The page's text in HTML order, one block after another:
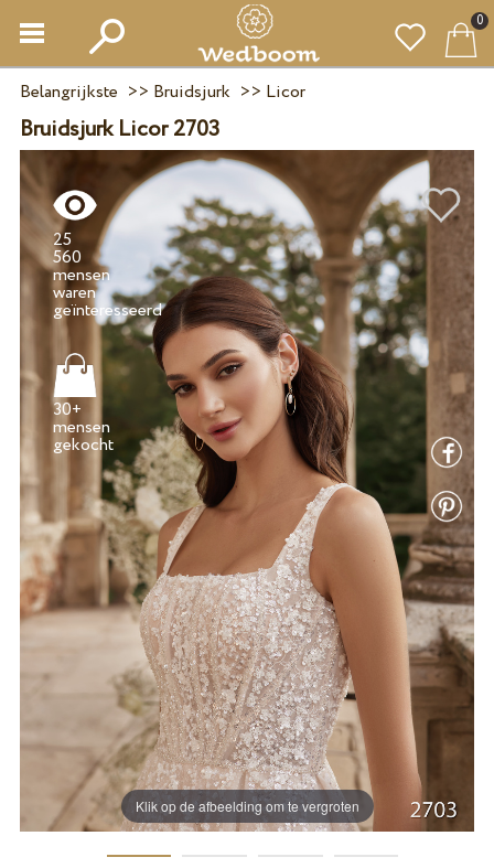
0
Belangrijkste >> Bruidsjurk >> Licor
Bruidsjurk Licor 2703
Klik op de afbeelding om te vergroten
25
560
mensen
waren
geïnteresseerd
30+
mensen
gekocht